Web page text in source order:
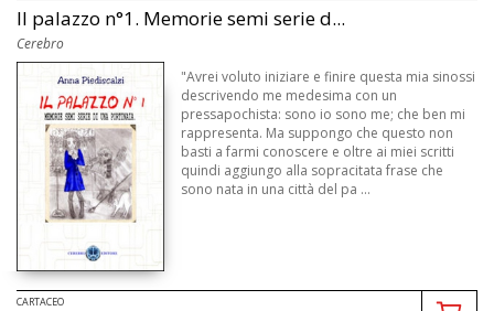
Il palazzo n°1. Memorie semi serie d...
Cerebro
"Avrei voluto iniziare e finire questa mia sinossi
descrivendo me medesima con un
pressapochista: sono io sono me; che ben mi
rappresenta. Ma suppongo che questo non
basti a farmi conoscere e oltre ai miei scritti
quindi aggiungo alla sopracitata frase che
sono nata in una città del pa ...
CARTACEO